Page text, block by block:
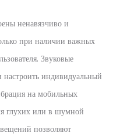
ненавязчиво и
при наличии важных
Звуковые
индивидуальный
на мобильных
глухих или в шумной
позволяют